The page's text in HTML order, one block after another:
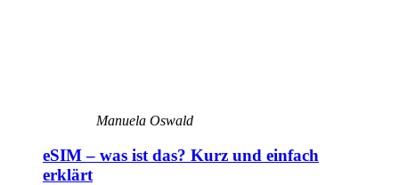
Manuela Oswald
eSIM – was ist das? Kurz und einfach
erklärt